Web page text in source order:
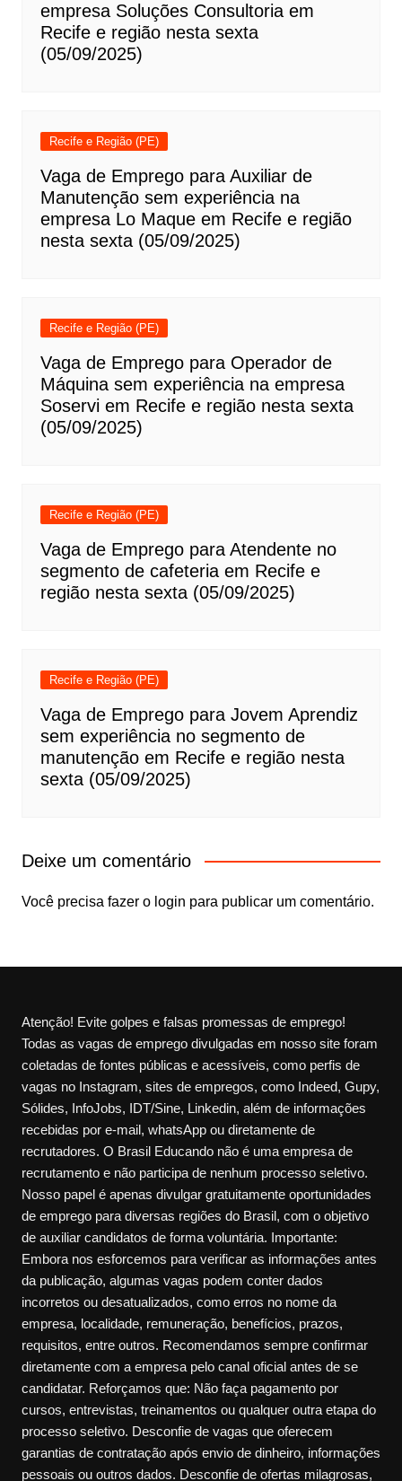
empresa Soluções Consultoria em
Recife e região nesta sexta
(05/09/2025)
Recife e Região (PE)
Vaga de Emprego para Auxiliar de
Manutenção sem experiência na
empresa Lo Maque em Recife e região
nesta sexta (05/09/2025)
Recife e Região (PE)
Vaga de Emprego para Operador de
Máquina sem experiência na empresa
Soservi em Recife e região nesta sexta
(05/09/2025)
Recife e Região (PE)
Vaga de Emprego para Atendente no
segmento de cafeteria em Recife e
região nesta sexta (05/09/2025)
Recife e Região (PE)
Vaga de Emprego para Jovem Aprendiz
sem experiência no segmento de
manutenção em Recife e região nesta
sexta (05/09/2025)
Deixe um comentário
Você precisa fazer o login para publicar um comentário.
Atenção! Evite golpes e falsas promessas de emprego!
Todas as vagas de emprego divulgadas em nosso site foram
coletadas de fontes públicas e acessíveis, como perfis de
vagas no Instagram, sites de empregos, como Indeed, Gupy,
Sólides, InfoJobs, IDT/Sine, Linkedin, além de informações
recebidas por e-mail, whatsApp ou diretamente de
recrutadores. O Brasil Educando não é uma empresa de
recrutamento e não participa de nenhum processo seletivo.
Nosso papel é apenas divulgar gratuitamente oportunidades
de emprego para diversas regiões do Brasil, com o objetivo
de auxiliar candidatos de forma voluntária. Importante:
Embora nos esforcemos para verificar as informações antes
da publicação, algumas vagas podem conter dados
incorretos ou desatualizados, como erros no nome da
empresa, localidade, remuneração, benefícios, prazos,
requisitos, entre outros. Recomendamos sempre confirmar
diretamente com a empresa pelo canal oficial antes de se
candidatar. Reforçamos que: Não faça pagamento por
cursos, entrevistas, treinamentos ou qualquer outra etapa do
processo seletivo. Desconfie de vagas que oferecem
garantias de contratação após envio de dinheiro, informações
pessoais ou outros dados. Desconfie de ofertas milagrosas,